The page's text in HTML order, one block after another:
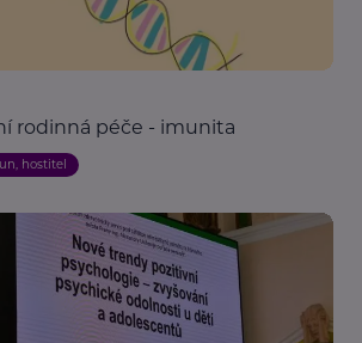
rodinná péče - imunita
hostitel